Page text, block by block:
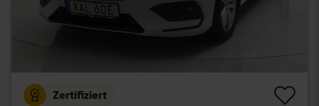
Zertifiziert